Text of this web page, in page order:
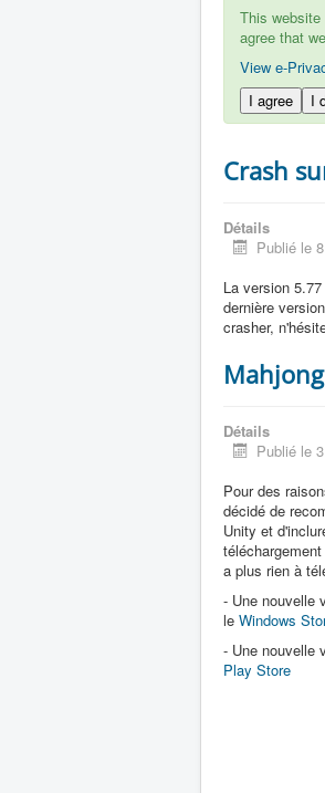
This
agree that
View e-
I agree
I
Crash
Détails
Publié le
La version
dernière
crasher,
Détails
Publié le
Pour des
décidé de
Unity et
a plus rien à
- Une nouvelle
le Windows
- Une nouvelle
Play Store